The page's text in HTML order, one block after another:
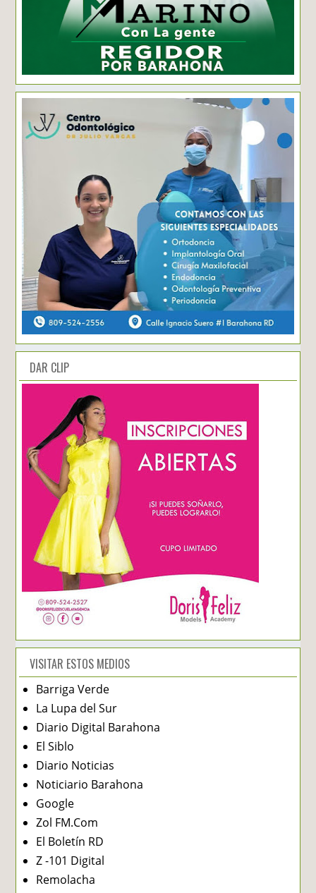
DAR CLIP
VISITAR ESTOS MEDIOS
Barriga Verde
La Lupa del Sur
Diario Digital Barahona
El Siblo
Diario Noticias
Noticiario Barahona
Google
Zol FM.Com
El Boletín RD
Z -101 Digital
Remolacha